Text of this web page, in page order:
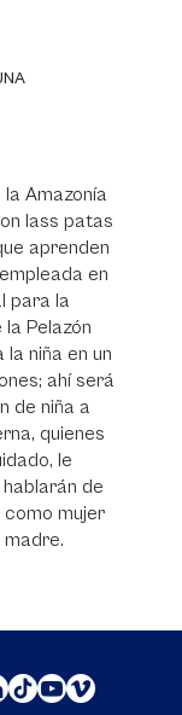
Amazonía
lass patas
aprenden
en
para la
Pelazón
niña en un
ahí será
de niña a
quienes
le
de
mujer